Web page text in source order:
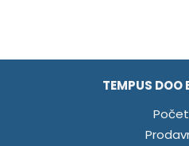
TEMPUS DOO